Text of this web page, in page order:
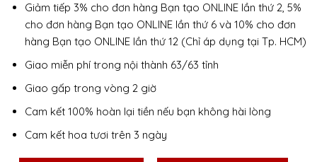
Giảm tiếp 3% cho đơn hàng Bạn tạo ONLINE lần thứ 2, 5%
cho đơn hàng Bạn tạo ONLINE lần thứ 6 và 10% cho đơn
hàng Bạn tạo ONLINE lần thứ 12 (Chỉ áp dụng tại Tp. HCM)
Giao miễn phí trong nội thành 63/63 tỉnh
Giao gấp trong vòng 2 giờ
Cam kết 100% hoàn lại tiền nếu bạn không hài lòng
Cam kết hoa tươi trên 3 ngày